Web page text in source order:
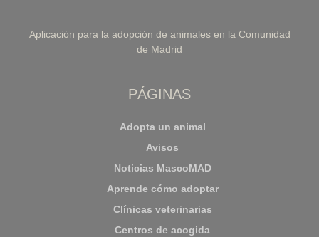
Aplicación para la adopción de animales en la Comunidad
de Madrid
PÁGINAS
Adopta un animal
Avisos
Noticias MascoMAD
Aprende cómo adoptar
Clínicas veterinarias
Centros de acogida